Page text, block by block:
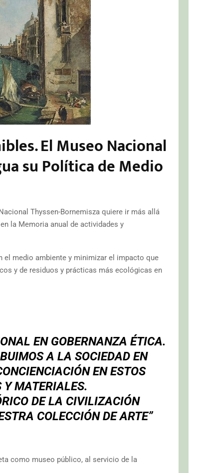
El Museo Nacional
su Política de Medio
Thyssen-Bornemisza quiere ir más allá
la Memoria anual de actividades y
el medio ambiente y minimizar el impacto que
y de residuos y prácticas más ecológicas en
EN GOBERNANZA ÉTICA.
A LA SOCIEDAD EN
EN ESTOS
Y MATERIALES.
DE LA CIVILIZACIÓN
COLECCIÓN DE ARTE”
como museo público, al servicio de la